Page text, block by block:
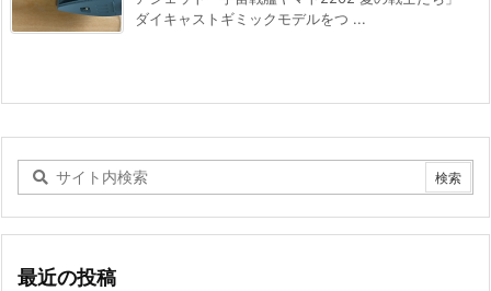
ダイキャストギミックモデルをつ ...
最近の投稿